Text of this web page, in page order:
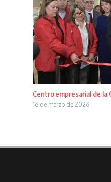
Centro empresarial de la
16 de marzo de 2026